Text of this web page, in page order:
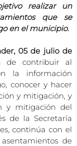
realizar un
que se
en el municipio.
05 de julio de
de contribuir al
la información
conocer y hacer
y mitigación, y
y mitigación del
de la Secretaría
continúa con el
de